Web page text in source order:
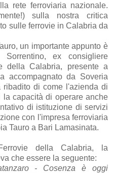
rete ferroviaria nazionale.
sulla nostra critica
sulle ferrovie in Calabria da
un importante appunto è
ex consigliere
della Calabria, presente a
accompagnato da Soveria
ribadito di come l'azienda di
capacità di operare anche
di istituzione di servizi
con l'impresa ferroviaria
Tauro a Bari Lamasinata.
della Calabria, la
che essere la seguente:
- Cosenza è oggi